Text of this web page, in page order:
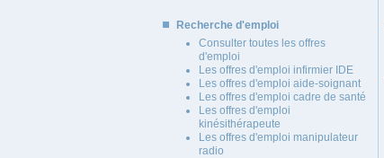
Recherche d'emploi
Consulter toutes les offres
d'emploi
Les offres d'emploi infirmier IDE
Les offres d'emploi aide-soignant
Les offres d'emploi cadre de santé
Les offres d'emploi
kinésithérapeute
Les offres d'emploi manipulateur
radio